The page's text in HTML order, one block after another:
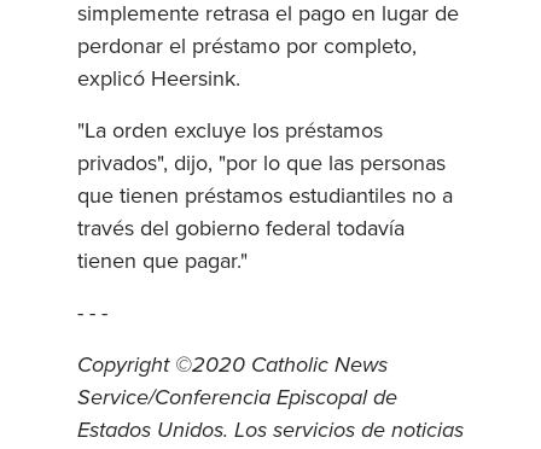
simplemente retrasa el pago en lugar de
perdonar el préstamo por completo,
explicó Heersink.
"La orden excluye los préstamos
privados", dijo, "por lo que las personas
que tienen préstamos estudiantiles no a
través del gobierno federal todavía
tienen que pagar."
- - -
Copyright ©2020 Catholic News
Service/Conferencia Episcopal de
Estados Unidos. Los servicios de noticias